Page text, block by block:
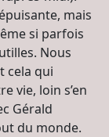
mais
si parfois
Nous
cela qui
vie, loin s’en
Gérald
du monde.